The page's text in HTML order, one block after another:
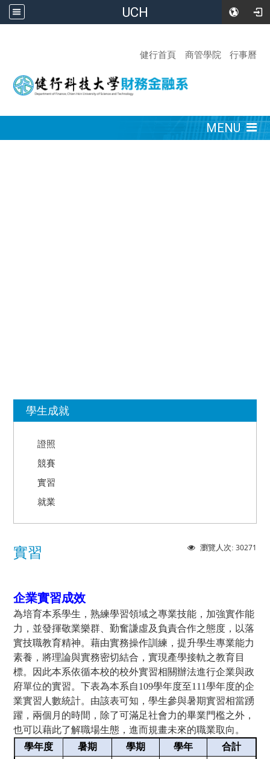
UCH
健行首頁
商管學院 行事曆
MENU
學生成就
證照
競賽
實習
就業
瀏覽人次: 30271
實習
企業實習成效
為培育本系學生，熟練學習領域之專業技能，加強實作能
力，並發揮敬業樂群、勤奮謙虛及負責合作之態度，以落
實技職教育精神。藉由實務操作訓練，提升學生專業能力
素養，將理論與實務密切結合，實現產學接軌之教育目
標。因此本系依循本校的校外實習相關辦法進行企業與政
府單位的實習。下表為本系自109學年度至111學年度的企
業實習人數統計。由該表可知，學生參與暑期實習相當踴
躍，兩個月的時間，除了可滿足社會力的畢業門檻之外，
也可以藉此了解職場生態，進而規畫未來的職業取向。
學年度
暑期 學期 學年
合計